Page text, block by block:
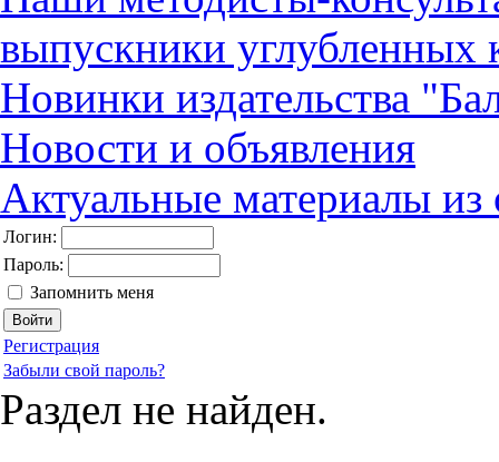
выпускники углубленных
Новинки издательства
Новости и объявления
Актуальные материалы
Логин:
Пароль:
Запомнить меня
Регистрация
Забыли свой пароль?
Раздел не найден.